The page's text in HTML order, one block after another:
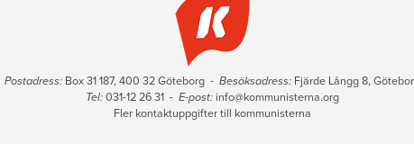
Postadress:Box 31 187, 400 32 Göteborg - Besöksadress:Fjärde Långg 8,
Tel:031-12 26 31 - E-post: info@kommunisterna.org
Fler kontaktuppgifter till kommunisterna